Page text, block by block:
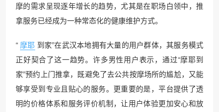
摩的需求呈现逐年增长的趋势，尤其是在职场白领中，推
拿服务已经成为一种常态化的健康维护方式。
“ 摩耶 到家”在武汉本地拥有大量的用户群体，其服务模式
正好契合了这一趋势。许多男性用户表示，通过“摩耶到
家”预约上门推拿，既避免了去公共按摩场所的尴尬，又能
够享受到专业且贴心的服务。更重要的是，平台提供了透
明的价格体系和服务评价机制，让用户体验更加安心和放